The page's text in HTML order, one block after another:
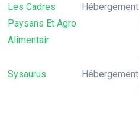
Les Cadres
Paysans Et Agro
Alimentair
Hébergement
Sysaurus Hébergement